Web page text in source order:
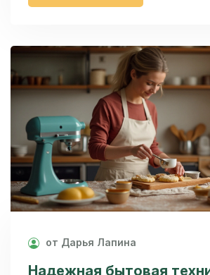
ключевые особенности
модели для ваших нужд.
делает эти устройства
они становятся все более
кухне.
от Дарья Лапина
Надежная бытовая